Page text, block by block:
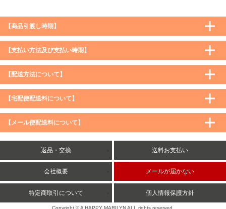
【商品引渡し時期】
【支払い方法及び支払い時期】
【配送方法について】
【宅配便配送料について】
購入価格 ／ 地域 通常 沖縄・離島など一部地域
5,900円（税込）未満
590円（税込）
【メール便配送料について】
5,900円（税込）以上 送料無料
返品・交換 送料お支払い
会社概要 メールが届かない
特定商取引について 個人情報保護方針